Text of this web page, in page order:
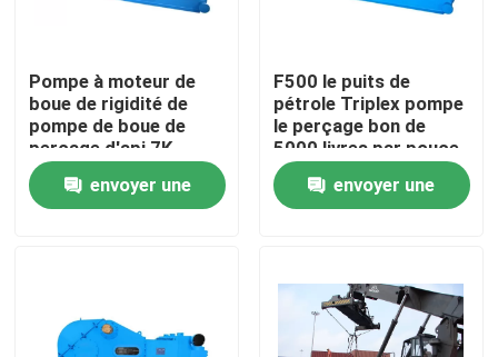
Aperçu
A propos de nous
Pompe à moteur de
boue de rigidité de
pompe de boue de
perçage d'api 7K
bonne pour des
plates-formes de
forage
envoyer une
F500 le puits de
pétrole Triplex pompe
le perçage bon de
5000 livres par pouce
carré Api Mud Pump
For Oil envoyer une